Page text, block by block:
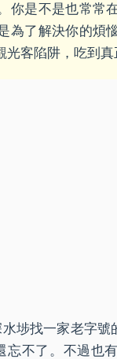
你是不是也常常
為了解決你的煩
客陷阱，吃到真
埗找一家老字
忘不了。不過也